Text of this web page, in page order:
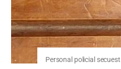
Personal policial